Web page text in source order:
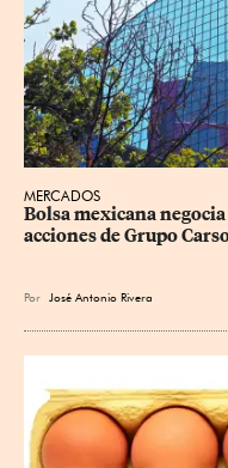
MERCADOS
Bolsa mexicana
acciones de Grupo
Por José Antonio Rivera